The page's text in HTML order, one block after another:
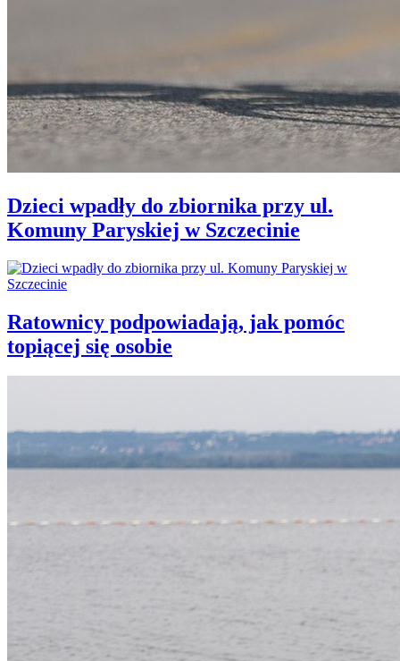
Dzieci wpadły do zbiornika przy ul.
Komuny Paryskiej w Szczecinie
Ratownicy podpowiadają, jak pomóc
topiącej się osobie